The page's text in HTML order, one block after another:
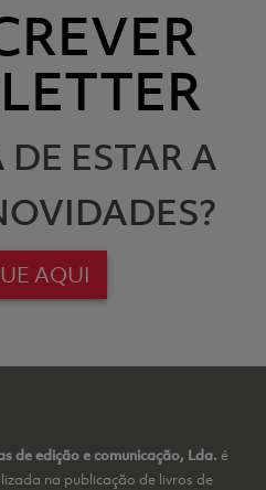
ESTAR A
AQUI
de edição e comunicação, Lda. é
na publicação de livros de